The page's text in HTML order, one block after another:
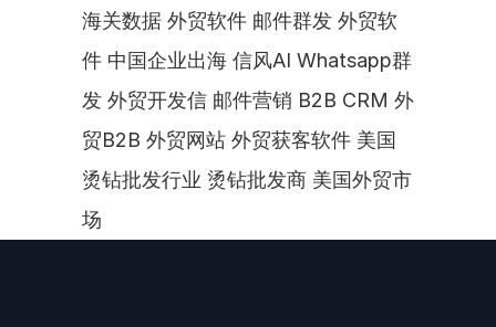
海关数据 外贸软件 邮件群发 外贸软
件 中国企业出海 信风AI Whatsapp群
发 外贸开发信 邮件营销 B2B CRM 外
贸B2B 外贸网站 外贸获客软件 美国
烫钻批发行业 烫钻批发商 美国外贸市
场